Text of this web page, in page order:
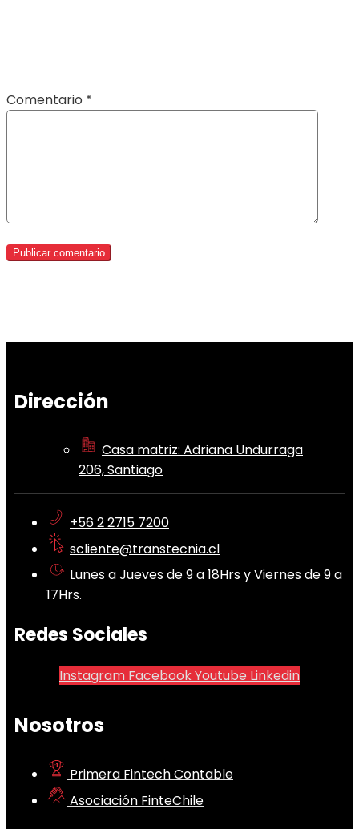
Comentario *
Dirección
Casa matriz: Adriana Undurraga
206, Santiago
+56 2 2715 7200
scliente@transtecnia.cl
Lunes a Jueves de 9 a 18Hrs y Viernes de 9 a
17Hrs.
Redes Sociales
Instagram FacebookYoutube Linkedin
Nosotros
Primera Fintech Contable
Asociación FinteChile